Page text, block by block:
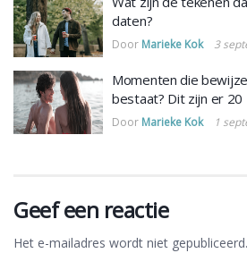
daten?
Door Marieke Kok 3
Momenten die
bestaat? Dit zijn er 20
Door Marieke Kok 1
Geef een reactie
Het e-mailadres wordt niet gepubliceerd.